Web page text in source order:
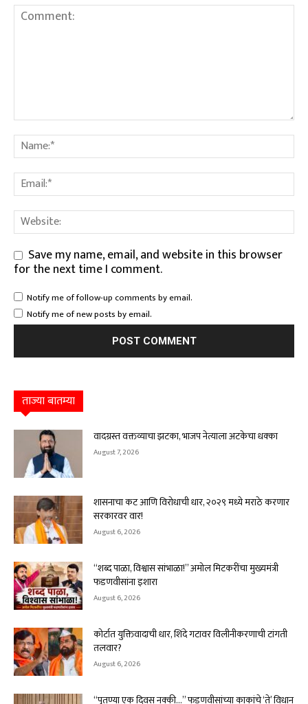
Save my name, email, and website in this browser
for the next time I comment.
Notify me of follow-up comments by email.
Notify me of new posts by email.
ताज्या बातम्या
वादग्रस्त वक्तव्याचा झटका, भाजप नेत्याला अटकेचा धक्का
August 7, 2026
शासनाचा कट आणि विरोधाची धार, २०२९ मध्ये मराठे करणार
सरकारवर वार!
August 6, 2026
“शब्द पाळा, विश्वास सांभाळा!” अमोल मिटकरींचा मुख्यमंत्री
फडणवीसांना इशारा
August 6, 2026
कोर्टात युक्तिवादाची धार, शिंदे गटावर विलीनीकरणाची टांगती
तलवार?
August 6, 2026
“पुतण्या एक दिवस नक्की…” फडणवीसांच्या काकांचे ‘ते’ विधान